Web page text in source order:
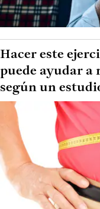
Hacer este
puede ayudar a
según un